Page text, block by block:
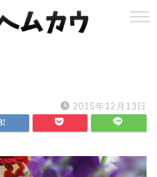
2015年12月13日